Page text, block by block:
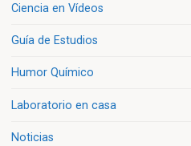
Ciencia en Vídeos
Guía de Estudios
Humor Químico
Laboratorio en casa
Noticias